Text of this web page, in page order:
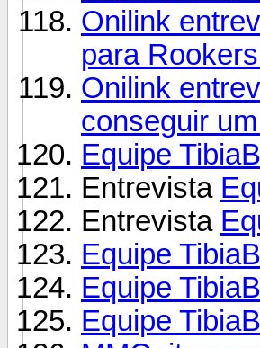
Onilink
para
Onilink
conseguir
Equipe
Entrevista
Entrevista
Equipe
Equipe
Equipe